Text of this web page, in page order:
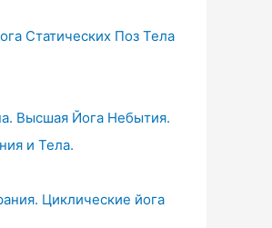
Статических Поз Тела
Высшая Йога Небытия.
и Тела.
Циклические йога